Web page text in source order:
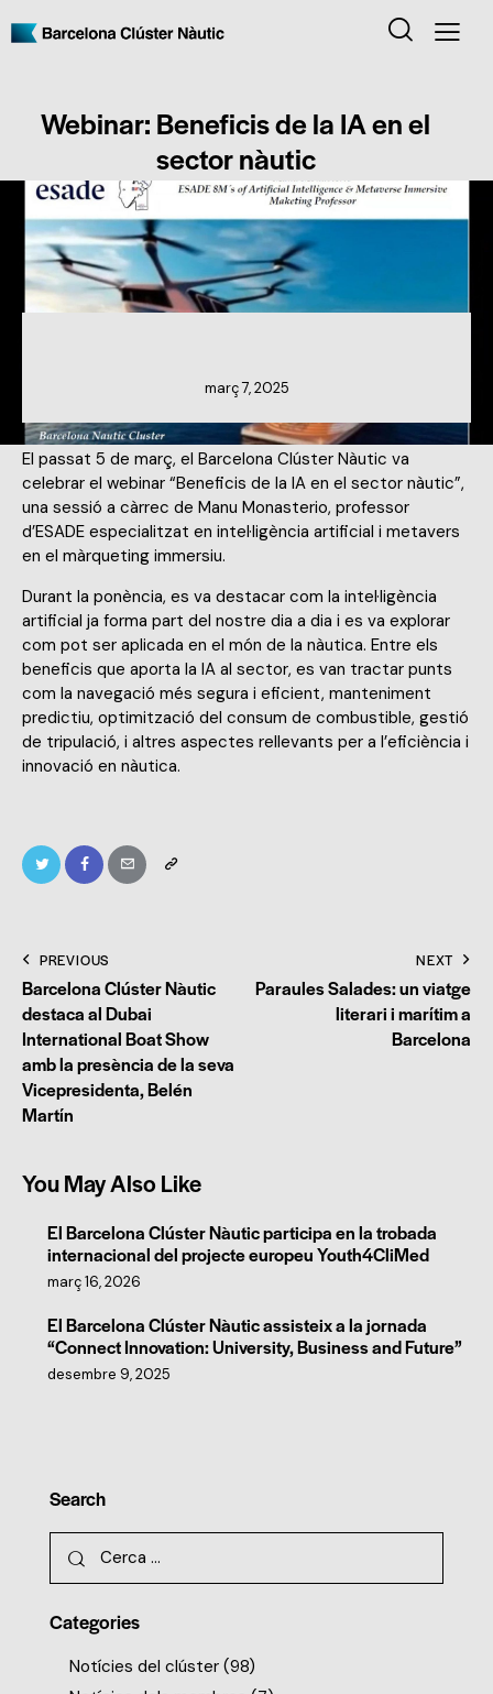
Webinar: Beneficis de la IA en el
sector nàutic
març 7, 2025
El passat 5 de març, el Barcelona Clúster Nàutic va
celebrar el webinar “Beneficis de la IA en el sector nàutic”,
una sessió a càrrec de Manu Monasterio, professor
d’ESADE especialitzat en intel·ligència artificial i metavers
en el màrqueting immersiu.
Durant la ponència, es va destacar com la intel·ligència
artificial ja forma part del nostre dia a dia i es va explorar
com pot ser aplicada en el món de la nàutica. Entre els
beneficis que aporta la IA al sector, es van tractar punts
com la navegació més segura i eficient, manteniment
predictiu, optimització del consum de combustible, gestió
de tripulació, i altres aspectes rellevants per a l’eficiència i
innovació en nàutica.
PREVIOUS
Barcelona Clúster Nàutic
destaca al Dubai
International Boat Show
amb la presència de la seva
Vicepresidenta, Belén
Martín
NEXT
Paraules Salades: un viatge
literari i marítim a
Barcelona
You May Also Like
El Barcelona Clúster Nàutic participa en la trobada
internacional del projecte europeu Youth4CliMed
març 16, 2026
El Barcelona Clúster Nàutic assisteix a la jornada
“Connect Innovation: University, Business and Future”
desembre 9, 2025
Search
Categories
Notícies del clúster (98)